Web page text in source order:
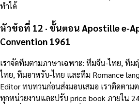
ทำได้
หัวข้อที่ 12 · ขั้นตอน Apostille e-
Convention 1961
เราจัดทีมตามภาษาเฉพาะ: ทีมจีน-ไทย, ที
ไทย, ทีมอาหรับ-ไทย และทีม Romance
Editor ทบทวนก่อนส่งมอบเสมอ เราติดตาม
ทุกหน่วยงานและปรับ price book ภายใน